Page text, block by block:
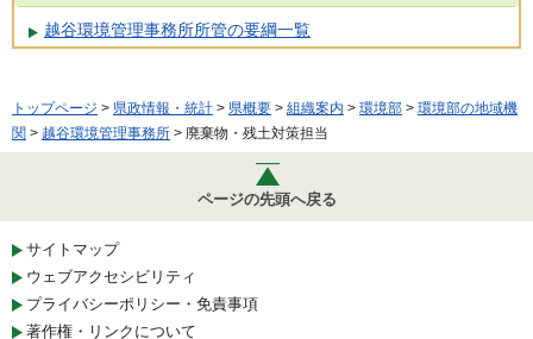
越谷環境管理事務所所管の要綱一覧
トップページ > 県政情報・統計 > 県概要 > 組織案内 > 環境部 > 環境部の地域機
関 > 越谷環境管理事務所 > 廃棄物・残土対策担当
ページの先頭へ戻る
サイトマップ
ウェブアクセシビリティ
プライバシーポリシー・免責事項
著作権・リンクについて